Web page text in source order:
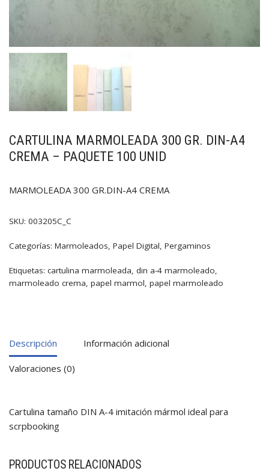
CARTULINA MARMOLEADA 300 GR. DIN-A4
CREMA – PAQUETE 100 UNID
MARMOLEADA 300 GR.DIN-A4 CREMA
SKU: 003205C_C
Categorías: Marmoleados Papel Digital Pergaminos
Etiquetas: cartulina marmoleada din a-4 marmoleado
marmoleado crema papel marmol papel marmoleado
Descripción Información adicional
Valoraciones (0)
Cartulina tamaño DIN A-4 imitación mármol ideal para
scrpbooking
PRODUCTOS RELACIONADOS